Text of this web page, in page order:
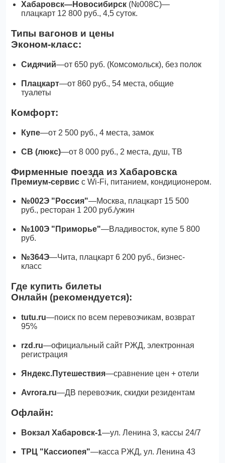
Хабаровск—Новосибирск (№008С)—
плацкарт 12 800 руб., 4,5 суток.
Типы вагонов и цены
Эконом-класс:
Сидячий—от 650 руб. (Комсомольск), без полок
Плацкарт—от 860 руб., 54 места, общие
туалеты
Комфорт:
Купе—от 2 500 руб., 4 места, замок
СВ (люкс)—от 8 000 руб., 2 места, душ, ТВ
Фирменные поезда из Хабаровска
Премиум-сервис с Wi-Fi, питанием, кондиционером.
№002Э "Россия"—Москва, плацкарт 15 500
руб., ресторан 1 200 руб./ужин
№100Э "Приморье"—Владивосток, купе 5 800
руб.
№364Э—Чита, плацкарт 6 200 руб., бизнес-
класс
Где купить билеты
Онлайн (рекомендуется):
tutu.ru—поиск по всем перевозчикам, возврат
95%
rzd.ru—официальный сайт РЖД, электронная
регистрация
Яндекс.Путешествия—сравнение цен + отели
Avrora.ru—ДВ перевозчик, скидки резидентам
Офлайн:
Вокзал Хабаровск-1—ул. Ленина 3, кассы 24/7
ТРЦ "Кассиопея"—касса РЖД, ул. Ленина 43